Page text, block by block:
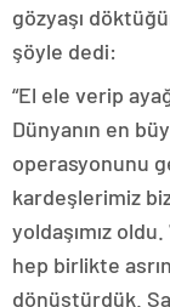
gözyaşı
şöyle dedi:
“El ele verip
Dünyanın en
operasyonunu
kardeşlerimiz
yoldaşımız
hep birlikte
dönüştürdük.